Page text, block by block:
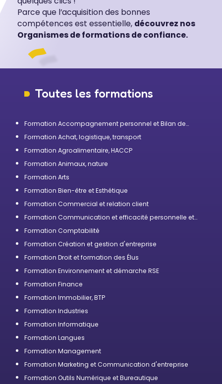
Parce que l’acquisition des bonnes
compétences est essentielle, découvrez nos
Organismes de formations de confiance.
Toutes les formations
Formation Accompagnement personnel et Bilan de
Formation Achat, logistique, transport
Formation Agroalimentaire, HACCP
Formation Animaux, nature
Formation Arts
Formation Bien-être et Esthétique
Formation Commercial et relation client
Formation Communication et efficacité personnelle et
Formation Comptabilité
Formation Création et gestion d'entreprise
Formation Droit et formation des Élus
Formation Environnement et démarche RSE
Formation Finance
Formation Immobilier, BTP
Formation Industries
Formation Informatique
Formation Langues
Formation Management
Formation Marketing et Communication d'entreprise
Formation Outils Numérique et Bureautique